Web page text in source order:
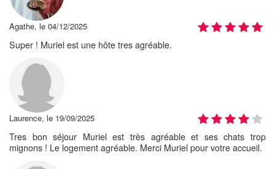
Agathe, le 04/12/2025
Super ! Muriel est une hôte tres agréable.
Laurence, le 19/09/2025
Tres bon séjour Muriel est très agréable et ses chats trop
mignons ! Le logement agréable. Merci Muriel pour votre accueil.